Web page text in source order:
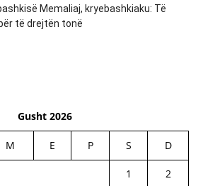
Memaliaj, kryebashkiaku: Të
të drejtën tonë
Gusht 2026
M E P S D
1
2